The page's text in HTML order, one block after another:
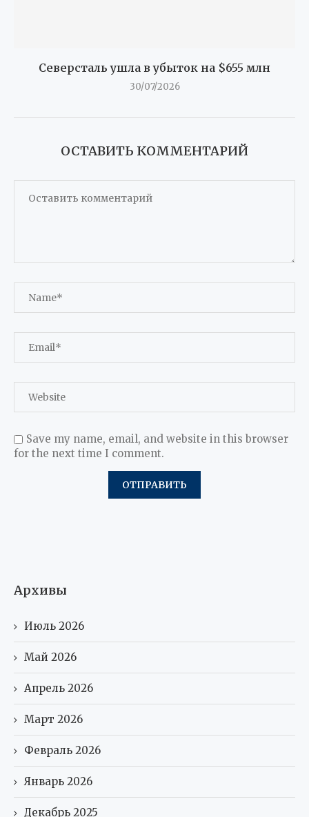
Северсталь ушла в убыток на $655 млн
30/07/2026
ОСТАВИТЬ КОММЕНТАРИЙ
Save my name, email, and website in this browser
for the next time I comment.
Архивы
Июль 2026
Май 2026
Апрель 2026
Март 2026
Февраль 2026
Январь 2026
Декабрь 2025